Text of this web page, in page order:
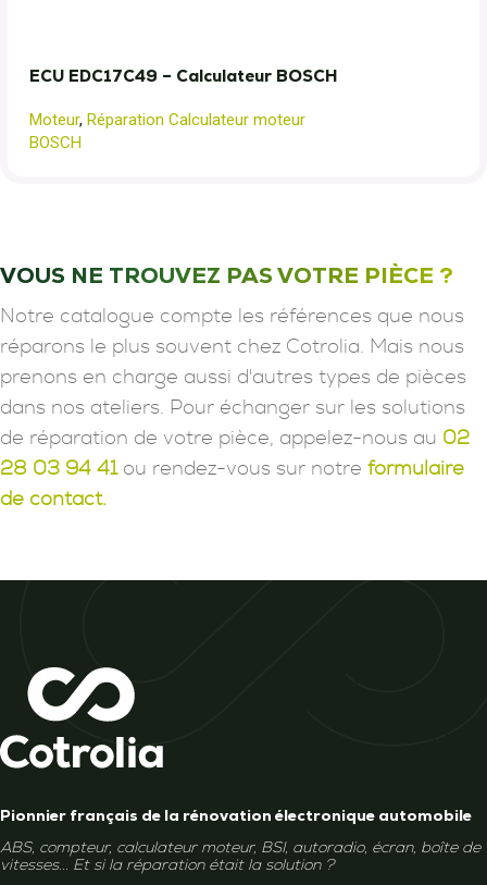
ECU EDC17C49 – Calculateur BOSCH
Moteur, Réparation Calculateur moteur
BOSCH
VOUS NE TROUVEZ PAS VOTRE PIÈCE ?
Notre catalogue compte les références que nous
réparons le plus souvent chez Cotrolia. Mais nous
prenons en charge aussi d'autres types de pièces
dans nos ateliers. Pour échanger sur les solutions
de réparation de votre pièce, appelez-nous au 02
28 03 94 41ou rendez-vous sur notre formulaire
de contact.
Pionnier français de la rénovation électronique automobile
ABS, compteur, calculateur moteur, BSI, autoradio, écran, boîte de
vitesses... Et si la réparation était la solution ?